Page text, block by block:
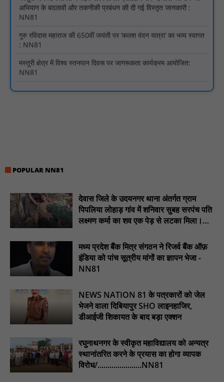
गुरु रविदास महाराज की 650वीं जयंती पर ‘कलश वंदन यात्रा’ का भव्य स्वागत
: NN81
मस्तूरी क्षेत्र में विश्व स्तनपान दिवस पर जागरूकता कार्यक्रम आयोजित:
NN81
वर्धा में ज़िला परिषद के कर्मचारी चौदह दिनों से हड़ताल पर : NN81
सरस्वती साइकिल योजना के तहत 18 छात्राओं को साइकिल वितरण, 'एक पेड़
रेजिडेंट डॉक्टरों का शांतिपूर्ण आंदोलन जारी, सभी रेजिडेंट्स का लंबित वेतन
जारी होने तक संघर्ष रहेगा : NN81
टिमरनी नगर व आसपास के ग्रामीण क्षेत्रों के स्कूल वाहन चालकों ने
मस्तूरी जनपद पंचायत में 131 सरपंचों का प्रशिक्षण संपन्न, वीबी-जी राम-जी
अभियान के बदलावों और तकनीकी प्रबंधन की दी गई विस्तृत जानकारी :
NN81
POPULAR NN81
देवास जिले के उदयनगर थाना अंतर्गत ग्राम
पिपलिया लोहाड़ गांव में शनिवार सुबह सरपंच पति
लक्ष्मण कर्मा का शव एक पेड़ से लटका मिला।
मध्य प्रदेश बैंक मित्र संगठन ने रिजर्व बैंक ऑफ़
इंडिया को पांच सूत्रीय मांगों का ज्ञापन भेजा -
NN81
NEWS NATION 81 के पत्रकारों को जेल
भेजने वाला दिबियापुर SHO लाइनहाजिर,
डीआईजी शिकायत के बाद बड़ा एक्शन
रघुनाथनगर के स्वीकृत महाविद्यालय को अन्यत्र
स्थानांतरित करने के प्रयास का होगा व्यापक
विरोध/......................NN81